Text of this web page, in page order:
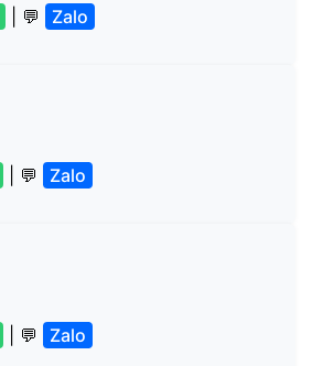
| 💬 Zalo
| 💬 Zalo
| 💬 Zalo